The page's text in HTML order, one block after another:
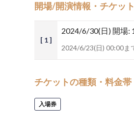
開場/開演情報・チケッ
[ 1 ]
2024/6/30(日) 開場:
2024/6/23(日) 00:00ま
チケットの種類・料金帯
入場券